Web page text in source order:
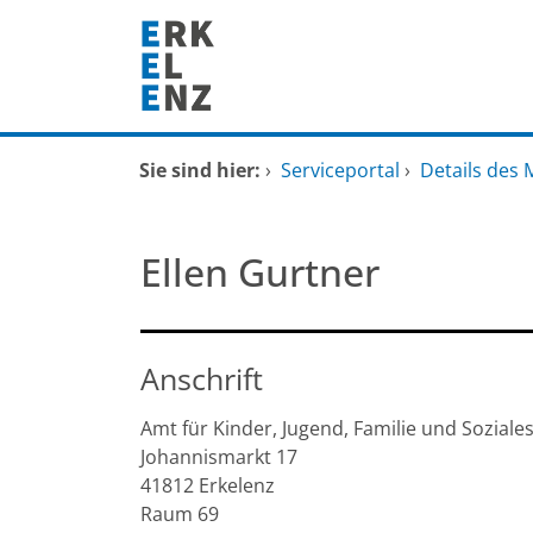
Zum Hauptinhalt springen
Startseite
Mitarbeitende A-Z
FAQ
Sie sind hier: › Serviceportal › Details des
Ellen Gurtner
Anschrift
Amt für Kinder, Jugend, Familie und Soziales
Johannismarkt 17
41812 Erkelenz
Raum 69